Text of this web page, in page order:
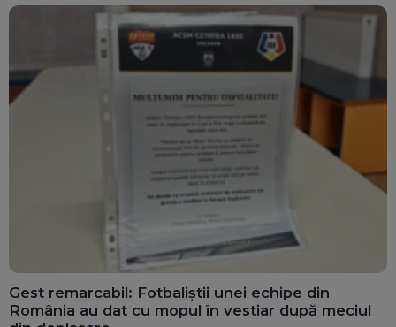
Gest remarcabil: Fotbaliștii unei echipe din
România au dat cu mopul în vestiar după meciul